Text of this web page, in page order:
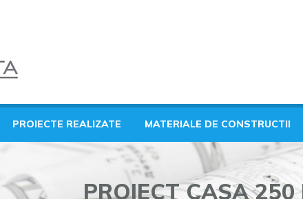
PROIECTE REALIZATE MATERIALE DE CONSTRUCTII
PROIECT CASA 250